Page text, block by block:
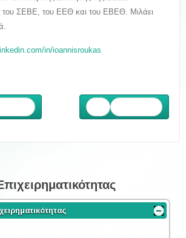
του ΣΕΒΕ, του ΕΕΘ και του ΕΒΕΘ. Μιλάει
in/ioannisroukas